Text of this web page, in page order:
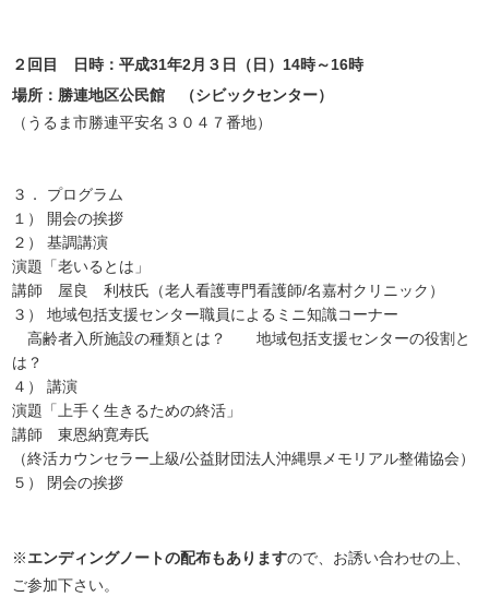
２回目 日時：平成31年2月３日（日）14時～16時
場所：勝連地区公民館 （シビックセンター）
（うるま市勝連平安名３０４７番地）
３． プログラム
１） 開会の挨拶
２） 基調講演
演題「老いるとは」
講師 屋良 利枝氏（老人看護専門看護師/名嘉村クリニック）
３） 地域包括支援センター職員によるミニ知識コーナー
高齢者入所施設の種類とは？ 地域包括支援センターの役割と
は？
４） 講演
演題「上手く生きるための終活」
講師 東恩納寛寿氏
（終活カウンセラー上級/公益財団法人沖縄県メモリアル整備協会）
５） 閉会の挨拶
※エンディングノートの配布もありますので、お誘い合わせの上、
ご参加下さい。